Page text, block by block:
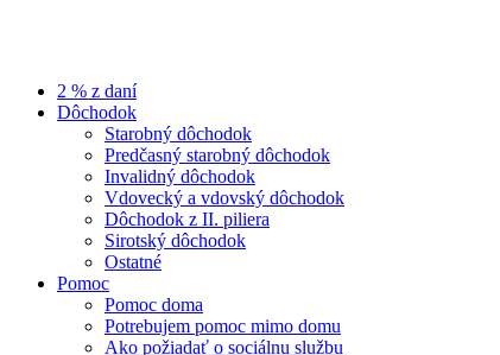
2 % z daní
Dôchodok
Starobný dôchodok
Predčasný starobný dôchodok
Invalidný dôchodok
Vdovecký a vdovský dôchodok
Dôchodok z II. piliera
Sirotský dôchodok
Ostatné
Pomoc
Pomoc doma
Potrebujem pomoc mimo domu
Ako požiadať o sociálnu službu